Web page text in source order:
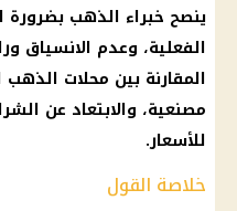
ينصح خبراء الذهب بضرورة
الفعلية، وعدم الانسياق
المقارنة بين محلات
مصنعية، والابتعاد عن
للأسعار.
خلاصة القول